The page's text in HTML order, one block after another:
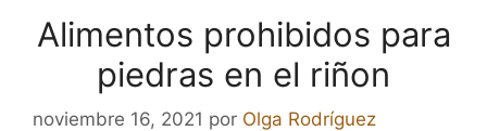
Alimentos prohibidos para
piedras en el riñon
noviembre 16, 2021 por Olga Rodríguez